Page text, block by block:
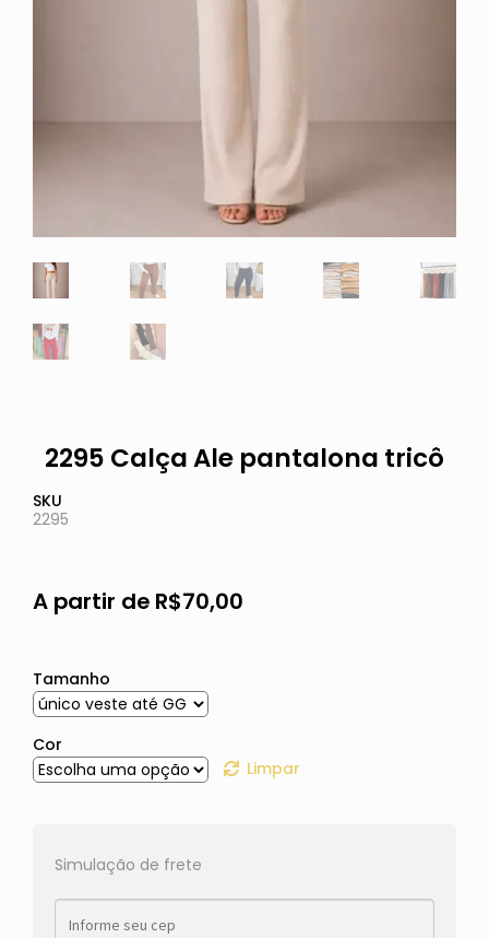
2295 Calça Ale pantalona tricô
SKU
2295
A partir de R$70,00
Tamanho
Cor
Limpar
Simulação de frete